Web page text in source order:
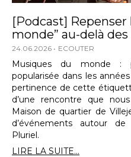
[Podcast] Repenser
monde” au-delà
24.06.2026 ECOUTER
Musiques du monde :
popularisée dans les
pertinence de cette
d’une rencontre que
Maison de quartier de
d’événements autour de
Pluriel.
LIRE LA SUITE...